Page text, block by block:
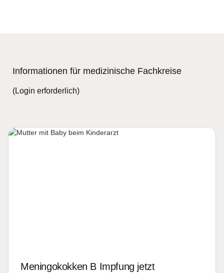
Informationen für medizinische Fachkreise
(Login erforderlich)
Meningokokken B Impfung jetzt